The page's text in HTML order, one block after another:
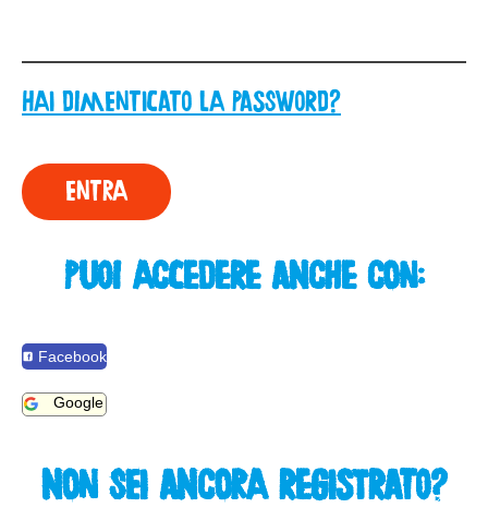
Hai dimenticato la password?
Puoi accedere anche con:
Facebook
Google
Non sei ancora registrato?